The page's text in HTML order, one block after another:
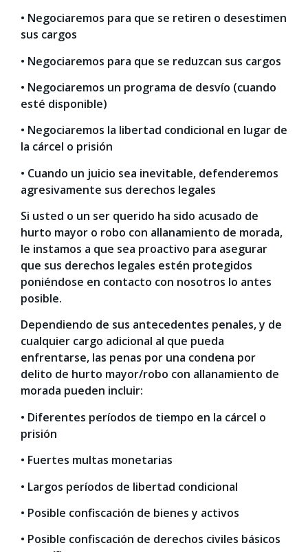
• Negociaremos para que se retiren o desestimen
sus cargos
• Negociaremos para que se reduzcan sus cargos
• Negociaremos un programa de desvío (cuando
esté disponible)
• Negociaremos la libertad condicional en lugar de
la cárcel o prisión
• Cuando un juicio sea inevitable, defenderemos
agresivamente sus derechos legales
Si usted o un ser querido ha sido acusado de
hurto mayor o robo con allanamiento de morada,
le instamos a que sea proactivo para asegurar
que sus derechos legales estén protegidos
poniéndose en contacto con nosotros lo antes
posible.
Dependiendo de sus antecedentes penales, y de
cualquier cargo adicional al que pueda
enfrentarse, las penas por una condena por
delito de hurto mayor/robo con allanamiento de
morada pueden incluir:
• Diferentes períodos de tiempo en la cárcel o
prisión
• Fuertes multas monetarias
• Largos períodos de libertad condicional
• Posible confiscación de bienes y activos
• Posible confiscación de derechos civiles básicos